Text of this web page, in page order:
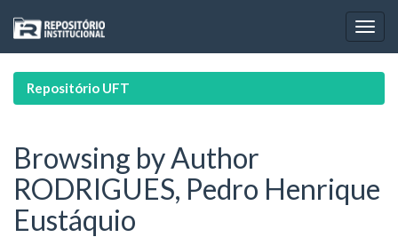
navigation
Repositório UFT
Browsing by Author
RODRIGUES, Pedro Henrique
Eustáquio